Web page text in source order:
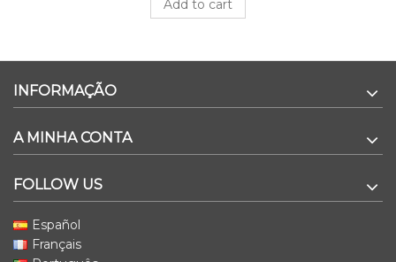
Add to cart
INFORMAÇÃO
A MINHA CONTA
FOLLOW US
Español
Français